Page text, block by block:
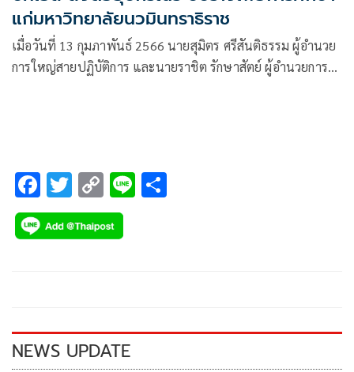
แก่มหาวิทยาลัยนวมินทราธิราช
เมื่อวันที่ 13 กุมภาพันธ์ 2566 นายสุมิตร ศรีสันติธรรม ผู้อำนวย
การใหญ่สายปฏิบัติการ และนายราชิต รักษาสัตย์ ผู้อำนวยการ
F
ac
e
k
T
wi
tt
C
o
p
k
Li
NEWS UPDATE